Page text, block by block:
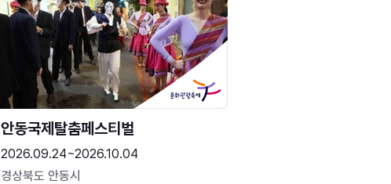
안동국제탈춤페스티벌
2026.09.24~2026.10.04
경상북도 안동시